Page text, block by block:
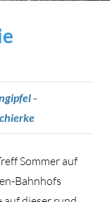
-
Sommer auf
Bahnhofs